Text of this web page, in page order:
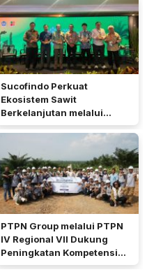
Sucofindo Perkuat
Ekosistem Sawit
Berkelanjutan melalui
Circular Economy
PTPN Group melalui PTPN
IV Regional VII Dukung
Peningkatan Kompetensi
Aparatur Perkebunan Lewat